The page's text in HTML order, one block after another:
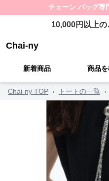
チェーン バッグ専
10,000円以上の
Chai-ny
新着商品 商品
Chai-ny TOP › トートの一覧 ›